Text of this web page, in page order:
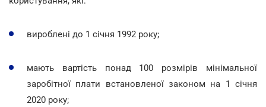
вироблені до 1 січня 1992 року;
мають вартість понад 100 розмірів мінімальної
заробітної плати встановленої законом на 1 січня
2020 року;